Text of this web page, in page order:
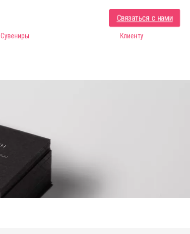
Сувениры Клиенту
Связаться с нами